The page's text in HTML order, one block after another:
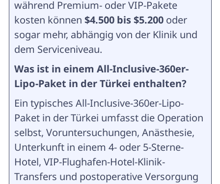
während Premium- oder VIP-Pakete
kosten können $4.500 bis $5.200oder
sogar mehr, abhängig von der Klinik und
dem Serviceniveau.
Was ist in einem All-Inclusive-360er-
Lipo-Paket in der Türkei enthalten?
Ein typisches All-Inclusive-360er-Lipo-
Paket in der Türkei umfasst die Operation
selbst, Voruntersuchungen, Anästhesie,
Unterkunft in einem 4- oder 5-Sterne-
Hotel, VIP-Flughafen-Hotel-Klinik-
Transfers und postoperative Versorgung